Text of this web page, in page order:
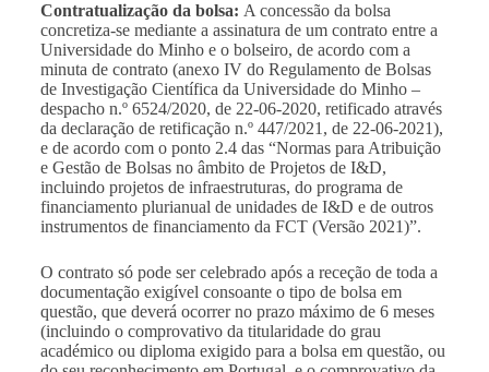
Contratualização da bolsa: A concessão da bolsa
concretiza-se mediante a assinatura de um contrato entre a
Universidade do Minho e o bolseiro, de acordo com a
minuta de contrato (anexo IV do Regulamento de Bolsas
de Investigação Científica da Universidade do Minho –
despacho n.º 6524/2020, de 22-06-2020, retificado através
da declaração de retificação n.º 447/2021, de 22-06-2021),
e de acordo com o ponto 2.4 das “Normas para Atribuição
e Gestão de Bolsas no âmbito de Projetos de I&D,
incluindo projetos de infraestruturas, do programa de
financiamento plurianual de unidades de I&D e de outros
instrumentos de financiamento da FCT (Versão 2021)”.
O contrato só pode ser celebrado após a receção de toda a
documentação exigível consoante o tipo de bolsa em
questão, que deverá ocorrer no prazo máximo de 6 meses
(incluindo o comprovativo da titularidade do grau
académico ou diploma exigido para a bolsa em questão, ou